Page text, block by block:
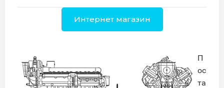
Интернет магазин
П
ос
та